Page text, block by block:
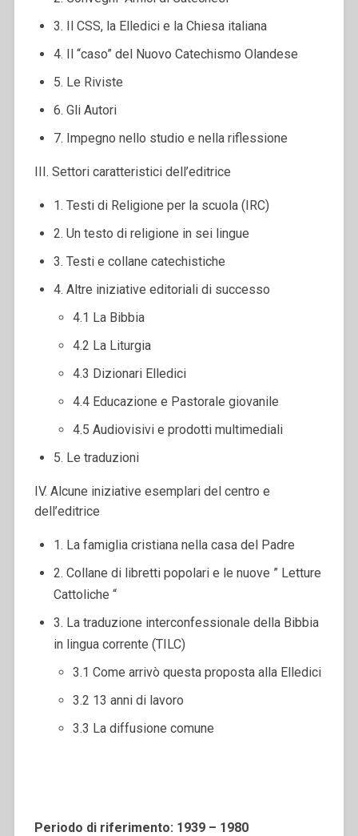
3. Il CSS, la Elledici e la Chiesa italiana
4. Il “caso” del Nuovo Catechismo Olandese
5. Le Riviste
6. Gli Autori
7. Impegno nello studio e nella riflessione
III. Settori caratteristici dell’editrice
1. Testi di Religione per la scuola (IRC)
2. Un testo di religione in sei lingue
3. Testi e collane catechistiche
4. Altre iniziative editoriali di successo
4.1 La Bibbia
4.2 La Liturgia
4.3 Dizionari Elledici
4.4 Educazione e Pastorale giovanile
4.5 Audiovisivi e prodotti multimediali
5. Le traduzioni
IV. Alcune iniziative esemplari del centro e
dell’editrice
1. La famiglia cristiana nella casa del Padre
2. Collane di libretti popolari e le nuove ” Letture
Cattoliche “
3. La traduzione interconfessionale della Bibbia
in lingua corrente (TILC)
3.1 Come arrivò questa proposta alla Elledici
3.2 13 anni di lavoro
3.3 La diffusione comune
Periodo di riferimento: 1939 – 1980